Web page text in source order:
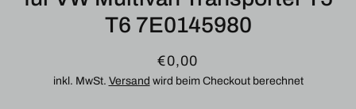
T6 7E0145980
Normaler
Preis
€0,00
inkl. MwSt. Versand wird beim Checkout berechnet